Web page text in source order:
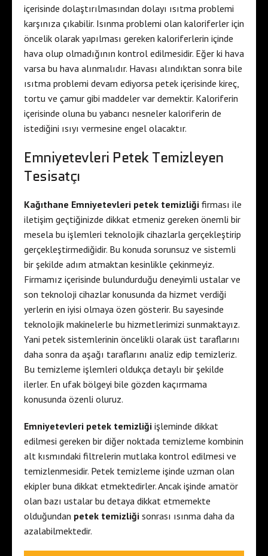
içerisinde dolaştırılmasından dolayı ısıtma problemi
karşınıza çıkabilir. Isınma problemi olan kaloriferler için
öncelik olarak yapılması gereken kaloriferlerin içinde
hava olup olmadığının kontrol edilmesidir. Eğer ki hava
varsa bu hava alınmalıdır. Havası alındıktan sonra bile
ısıtma problemi devam ediyorsa petek içerisinde kireç,
tortu ve çamur gibi maddeler var demektir. Kaloriferin
içerisinde oluna bu yabancı nesneler kaloriferin de
istediğini ısıyı vermesine engel olacaktır.
Emniyetevleri Petek Temizleyen
Tesisatçı
Kağıthane Emniyetevleri petek temizliği firması ile
iletişim geçtiğinizde dikkat etmeniz gereken önemli bir
mesela bu işlemleri teknolojik cihazlarla gerçekleştirip
gerçekleştirmediğidir. Bu konuda sorunsuz ve sistemli
bir şekilde adım atmaktan kesinlikle çekinmeyiz.
Firmamız içerisinde bulundurduğu deneyimli ustalar ve
son teknoloji cihazlar konusunda da hizmet verdiği
yerlerin en iyisi olmaya özen gösterir. Bu sayesinde
teknolojik makinelerle bu hizmetlerimizi sunmaktayız.
Yani petek sistemlerinin öncelikli olarak üst taraflarını
daha sonra da aşağı taraflarını analiz edip temizleriz.
Bu temizleme işlemleri oldukça detaylı bir şekilde
ilerler. En ufak bölgeyi bile gözden kaçırmama
konusunda özenli oluruz.
Emniyetevleri petek temizliği işleminde dikkat
edilmesi gereken bir diğer noktada temizleme kombinin
alt kısmındaki filtrelerin mutlaka kontrol edilmesi ve
temizlenmesidir. Petek temizleme işinde uzman olan
ekipler buna dikkat etmektedirler. Ancak işinde amatör
olan bazı ustalar bu detaya dikkat etmemekte
olduğundan petek temizliği sonrası ısınma daha da
azalabilmektedir.